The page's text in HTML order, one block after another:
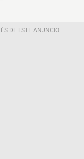
DE ESTE ANUNCIO